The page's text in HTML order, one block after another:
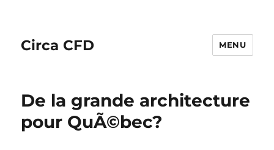
Circa CFD MENU
De la grande architecture
pour QuÃ©bec?